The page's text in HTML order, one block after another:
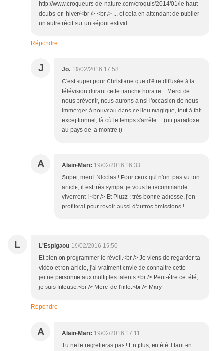
http://www.croqueurs-de-nature.com/croquis/2014/01/le-haut-
doubs-en-hiver/<br /> <br /> ... et cela en attendant de publier
un autre récit sur un séjour estival.
Répondre
J Jo. 19/02/2016 17:58
C'est super pour Christiane que d'être diffusée à la
télévision durant cette tranche horaire... Merci de
nous prévenir, nous aurons ainsi l'occasion de nous
immerger à nouveau dans ce lieu magique, tout à fait
exceptionnel, là où le temps s'arrête ... (un paradoxe
au pays de la montre !)
A Alain-Marc 19/02/2016 16:33
Super, merci Nicolas ! Pour ceux qui n'ont pas vu ton
article, il est très sympa, je vous le recommande
vivement ! <br /> Et Pluzz : très bonne adresse, j'en
profiterai pour revoir aussi d'autres émissions !
L L'Espigaou 19/02/2016 15:50
Et bien on programmer le réveil.<br /> Je viens de regarder ta
vidéo et ton article, j'ai vraiment envie de connaitre cette
jeune personne aux multiples talents.<br /> Peut-être cet été,
je suis frileuse.<br /> Merci de l'info.<br /> Mary
Répondre
A Alain-Marc 19/02/2016 17:11
Tu ne le regretteras pas ! En plus, en été il faut en